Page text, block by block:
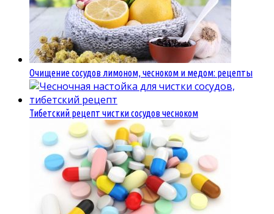
Очищение сосудов лимоном, чесноком и медом: рецепты
Тибетский рецепт чистки сосудов чесноком